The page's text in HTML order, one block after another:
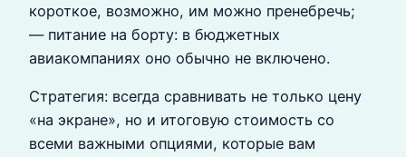
короткое, возможно, им можно пренебречь;
— питание на борту: в бюджетных
авиакомпаниях оно обычно не включено.
Стратегия: всегда сравнивать не только цену
«на экране», но и итоговую стоимость со
всеми важными опциями, которые вам